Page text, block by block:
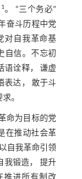
。 “三个务必”
奋斗历程中党
对自我革命基
自信。不忘初
语诠释， 谦虚
表达， 敢于斗
。
命为目标的党
在推动社会革
以自我革命引领
我锻造， 提升